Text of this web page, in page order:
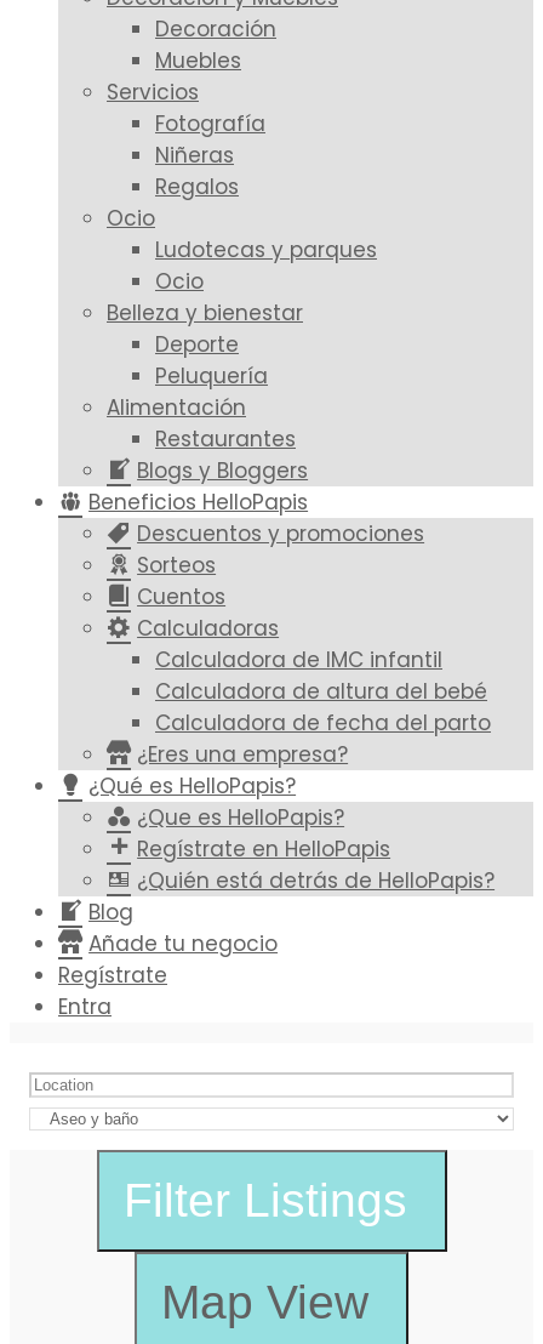
Decoración
Muebles
Servicios
Fotografía
Niñeras
Regalos
Ocio
Ludotecas y parques
Ocio
Belleza y bienestar
Deporte
Peluquería
Alimentación
Restaurantes
Blogs y Bloggers
Beneficios HelloPapis
Descuentos y promociones
Sorteos
Cuentos
Calculadoras
Calculadora de IMC infantil
Calculadora de altura del bebé
Calculadora de fecha del parto
¿Eres una empresa?
¿Qué es HelloPapis?
¿Que es HelloPapis?
Regístrate en HelloPapis
¿Quién está detrás de HelloPapis?
Blog
Añade tu negocio
Regístrate
Entra
Filter Listings
Map View